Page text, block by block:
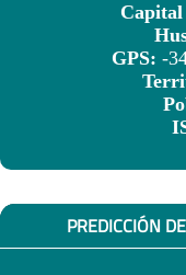
GPS: -
PREDICCIÓN